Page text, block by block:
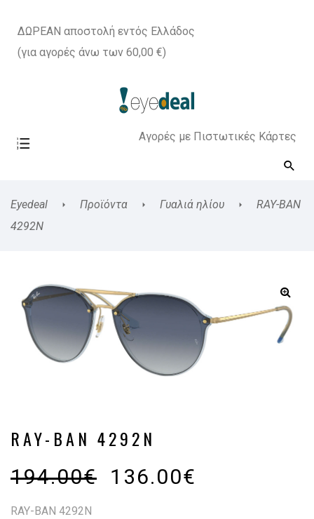
ΔΩΡΕΑΝ αποστολή εντός Ελλάδος
(για αγορές άνω των 60,00 €)
Αγορές με Πιστωτικές Κάρτες
Eyedeal Προϊόντα Γυαλιά ηλίου
RAY-BAN
4292N
RAY-BAN 4292N
194.00€ 136.00€
RAY-BAN 4292N